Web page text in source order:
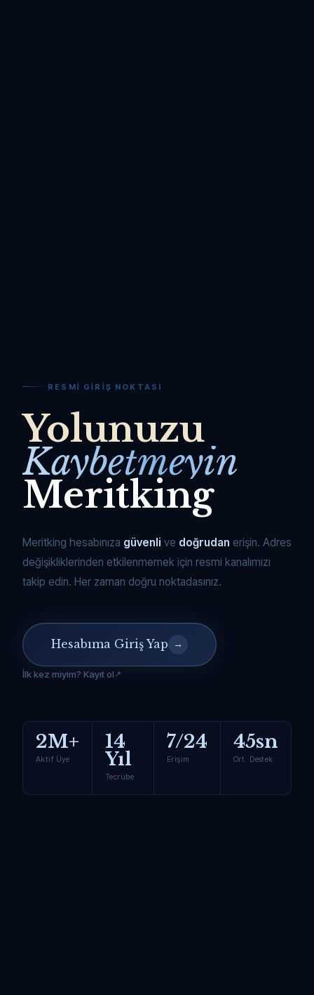
RESMI GIRIŞ NOKTASI
Yolunuzu
Kaybetmeyin
Meritking
Meritking hesabınıza güvenli ve doğrudan erişin. Adres
değişikliklerinden etkilenmemek için resmi kanalımızı
takip edin. Her zaman doğru noktadasınız.
Hesabıma Giriş Yap →
İlk kez miyim? Kayıt ol
2M+
Aktif Üye
14
Yıl
Tecrübe
7/24
Erişim
45sn
Ort. Destek